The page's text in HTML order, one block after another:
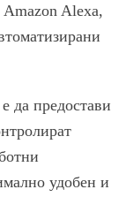
Amazon Alexa,
да предостави
удобен и